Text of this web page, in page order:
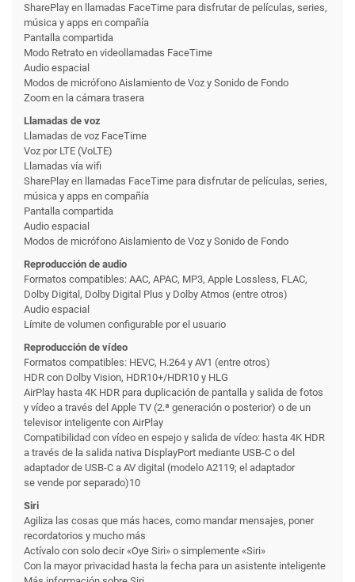
SharePlay en llamadas FaceTime para disfrutar de películas, series,
música y apps en compañía
Pantalla compartida
Modo Retrato en videollamadas FaceTime
Audio espacial
Modos de micrófono Aislamiento de Voz y Sonido de Fondo
Zoom en la cámara trasera
Llamadas de voz
Llamadas de voz FaceTime
Voz por LTE (VoLTE)
Llamadas vía wifi
SharePlay en llamadas FaceTime para disfrutar de películas, series,
música y apps en compañía
Pantalla compartida
Audio espacial
Modos de micrófono Aislamiento de Voz y Sonido de Fondo
Reproducción de audio
Formatos compatibles: AAC, APAC, MP3, Apple Lossless, FLAC,
Dolby Digital, Dolby Digital Plus y Dolby Atmos (entre otros)
Audio espacial
Límite de volumen configurable por el usuario
Reproducción de vídeo
Formatos compatibles: HEVC, H.264 y AV1 (entre otros)
HDR con Dolby Vision, HDR10+/HDR10 y HLG
AirPlay hasta 4K HDR para duplicación de pantalla y salida de fotos
y vídeo a través del Apple TV (2.ª generación o posterior) o de un
televisor inteligente con AirPlay
Compati­bilidad con vídeo en espejo y salida de vídeo: hasta 4K HDR
a través de la salida nativa DisplayPort mediante USB-C o del
adaptador de USB-C a AV digital (modelo A2119; el adaptador
se vende por separado)10
Siri
Agiliza las cosas que más haces, como mandar mensajes, poner
recordatorios y mucho más
Actívalo con solo decir «Oye Siri» o simplemente «Siri»
Con la mayor privacidad hasta la fecha para un asistente inteligente